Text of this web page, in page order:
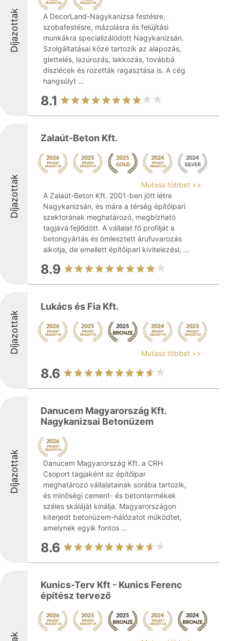
Díjazottak
A DecorLand-Nagykanizsa festésre,
szobafestésre, mázolásra és felújítási
munkákra specializálódott Nagykanizsán.
Szolgáltatásai közé tartozik az alapozás,
glettelés, lazúrozás, lakkozás, továbbá
díszlécek és rozetták ragasztása is. A cég
hangsúlyt ...
8.1
Díjazottak
Zalaút-Beton Kft.
Mutass többet >>
A Zalaút-Beton Kft. 2001-ben jött létre
Nagykanizsán, és mára a térség építőipari
szektorának meghatározó, megbízható
tagjává fejlődött. A vállalat fő profilját a
betongyártás és ömlesztett árufuvarozás
alkotja, de emellett építőipari kivitelezési, ...
8.9
Díjazottak
Lukács és Fia Kft.
Mutass többet >>
8.6
Díjazottak
Danucem Magyarország Kft.
Nagykanizsai Betonüzem
Danucem Magyarország Kft. a CRH
Csoport tagjaként az építőipar
meghatározó vállalatainak sorába tartozik,
és minőségi cement- és betontermékek
széles skáláját kínálja. Magyarországon
kiterjedt betonüzem-hálózatot működtet,
amelynek egyik fontos ...
8.6
Kunics-Terv Kft - Kunics Ferenc
építész tervező